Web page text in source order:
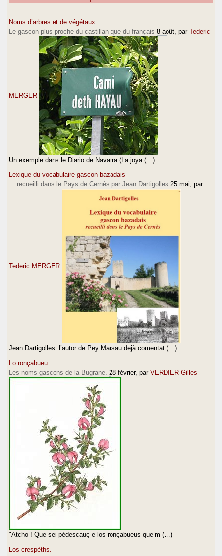
Noms d’arbres et de végétaux
Le gascon plus proche du castillan que du français 8 août , par Tederic
MERGER
Un exemple dans le Diario de Navarra (La joya (…)
Lexique du vocabulaire gascon bazadais
... recueilli dans le Pays de Cernès par Jean Dartigolles 25 mai , par
Tederic MERGER
Jean Dartigolles, l’autor de Pey Marsau dejà comentat (…)
Lo ronçabueu.
Les noms gascons de la Bugrane. 28 février, par VERDIER Gilles
"Atcho ! Que sei pèdescauç e los ronçabueus que’m (…)
Los crespèths.